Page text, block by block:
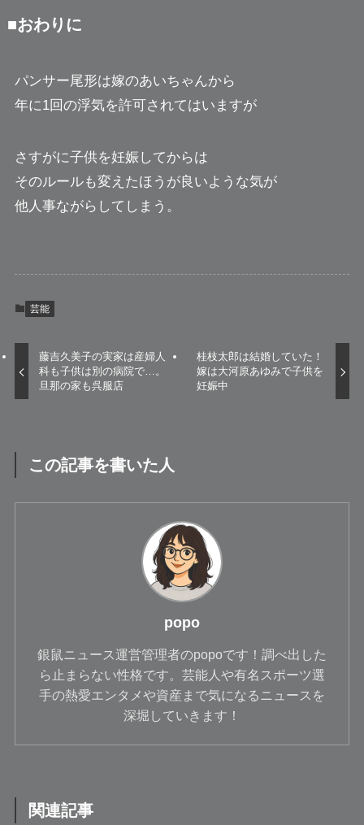
■おわりに
パンサー尾形は嫁のあいちゃんから
年に1回の浮気を許可されてはいますが
さすがに子供を妊娠してからは
そのルールも変えたほうが良いような気が
他人事ながらしてしまう。
芸能
藤吉久美子の実家は産婦人
科も子供は別の病院で…。
旦那の家も呉服店
桂枝太郎は結婚していた！
嫁は大河原あゆみで子供を
妊娠中
この記事を書いた人
popo
銀鼠ニュース運営管理者のpopoです！調べ出した
ら止まらない性格です。芸能人や有名スポーツ選
手の熱愛エンタメや資産まで気になるニュースを
深堀していきます！
関連記事